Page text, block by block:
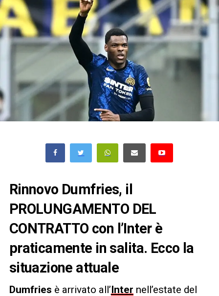
Rinnovo Dumfries, il
PROLUNGAMENTO DEL
CONTRATTO con l’Inter è
praticamente in salita. Ecco la
situazione attuale
Dumfries è arrivato all’Inter nell’estate del